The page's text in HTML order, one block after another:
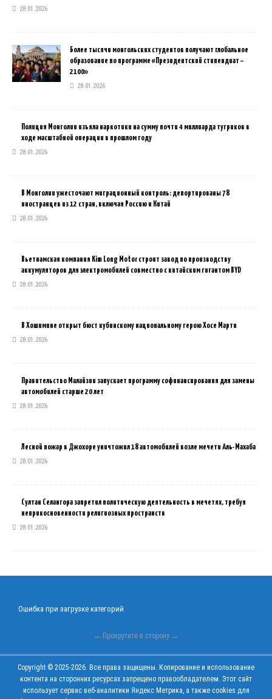
28.01.2026
Более тысячи монгольских студентов получают глобальное
образование по программе «Президентский стипендиат –
2100»
28.01.2026
Полиция Монголии изъяла наркотики на сумму почти 4 миллиарда тугриков в
ходе масштабной операции в прошлом году
28.01.2026
В Монголии ужесточают миграционный контроль: депортированы 78
иностранцев из 12 стран, включая Россию и Китай
28.01.2026
Вьетнамская компания Kim Long Motor строит завод по производству
аккумуляторов для электромобилей совместно с китайским гигантом BYD
28.01.2026
В Хошимине открыт бюст кубинскому национальному герою Хосе Марти
28.01.2026
Правительство Малайзии запускает программу софинансирования для замены
автомобилей старше 20 лет
28.01.2026
Лесной пожар в Джохоре уничтожил 18 автомобилей возле мечети Аль-Махаба
28.01.2026
Султан Селангора запретил политическую деятельность в мечетях, требуя
неприкосновенности религиозных пространств
28.01.2026
Ошибка при загрузке категорий
← Прокрутите в сторону →
Copyright © 2025-2026. Все права защищены. Копирование и использование
контента на сторонних ресурсах запрещено правообладателем. Этот сайт
использует сервис веб-аналитики Яндекс Метрика, а также cookies для